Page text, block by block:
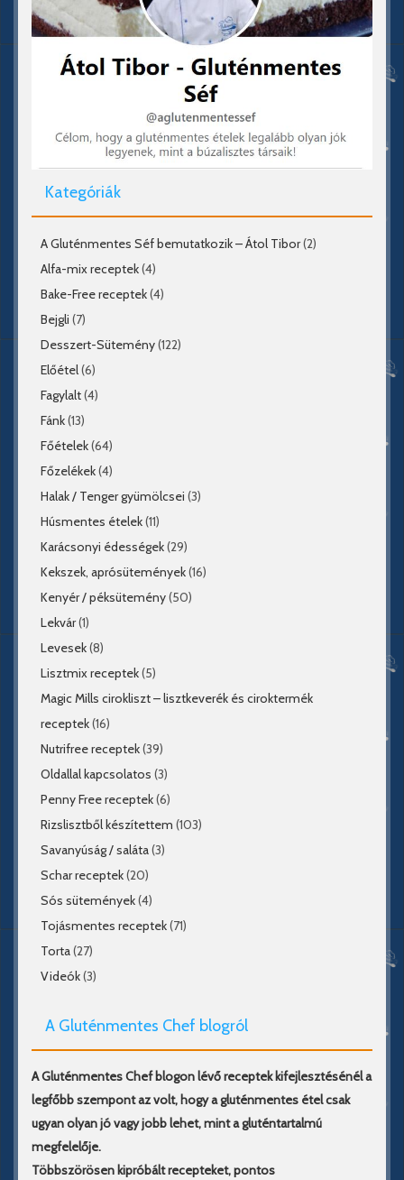
Kategóriák
A Gluténmentes Séf bemutatkozik – Átol Tibor(2)
Alfa-mix receptek(4)
Bake-Free receptek(4)
Bejgli (7)
Desszert-Sütemény(122)
Előétel(6)
Fagylalt(4)
Fánk(13)
Főételek(64)
Főzelékek(4)
Halak / Tenger gyümölcsei (3)
Húsmentes ételek(11)
Karácsonyi édességek(29)
Kekszek, aprósütemények(16)
Kenyér / péksütemény(50)
Lekvár(1)
Levesek(8)
Lisztmix receptek(5)
Magic Mills cirokliszt – lisztkeverék és ciroktermék
receptek(16)
Nutrifree receptek(39)
Oldallal kapcsolatos (3)
Penny Free receptek(6)
Rizslisztből készítettem (103)
Savanyúság / saláta(3)
Schar receptek(20)
Sós sütemények(4)
Tojásmentes receptek(71)
Torta(27)
Videók(3)
A Gluténmentes Chef blogról
A Gluténmentes Chef blogon lévő receptek kifejlesztésénél a
legfőbb szempont az volt, hogy a gluténmentes étel csak
ugyan olyan jó vagy jobb lehet, mint a gluténtartalmú
megfelelője.
Többszörösen kipróbált recepteket, pontos